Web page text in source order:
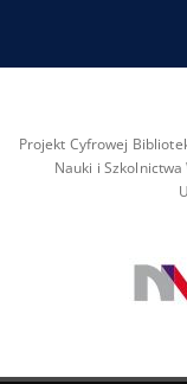
Projekt Cyfrowej
Nauki i